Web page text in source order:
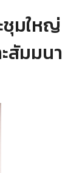
ชุมใหญ่
สัมมนา